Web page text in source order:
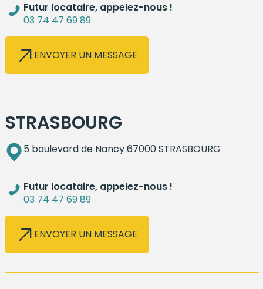
Futur locataire, appelez-nous !
03 74 47 69 89
ENVOYER UN MESSAGE
STRASBOURG
5 boulevard de Nancy 67000 STRASBOURG
Futur locataire, appelez-nous !
03 74 47 69 89
ENVOYER UN MESSAGE